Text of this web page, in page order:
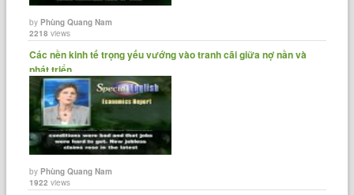
byPhùng Quang Nam
2218 views
Các nền kinh tế trọng yếu vướng vào tranh cãi giữa nợ nần và
phát triển
byPhùng Quang Nam
1922 views